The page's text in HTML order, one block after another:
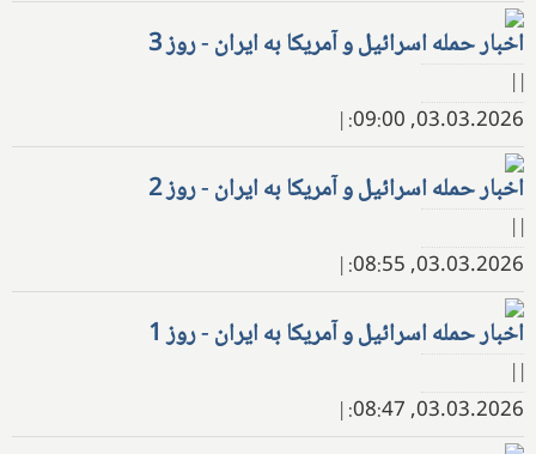
اخبار حمله اسرائیل و آمریکا به ایران - روز 3
| |
03.03.2026, 09:00:
|
اخبار حمله اسرائیل و آمریکا به ایران - روز 2
| |
03.03.2026, 08:55:
|
اخبار حمله اسرائیل و آمریکا به ایران - روز 1
| |
03.03.2026, 08:47:
|